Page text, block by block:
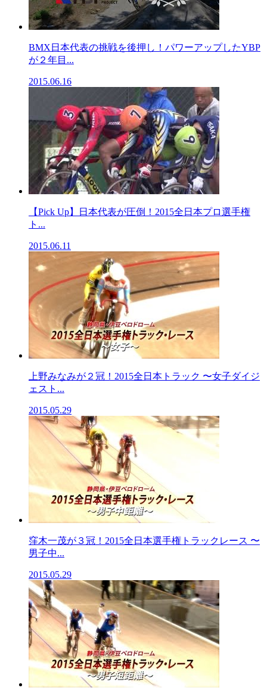
BMX日本代表の挑戦を後押し！パワーアップしたYBP
が２年目...
2015.06.16
【Pick Up】日本代表が圧倒！2015全日本プロ選手権
ト...
2015.06.11
上野みなみが２冠！2015全日本トラック 〜女子ダイジ
ェスト...
2015.05.29
窪木一茂が３冠！2015全日本選手権トラックレース 〜
男子中...
2015.05.29